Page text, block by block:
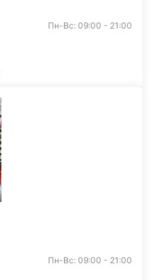
Пн-Вс: 09:00 - 21:00
Пн-Вс: 09:00 - 21:00